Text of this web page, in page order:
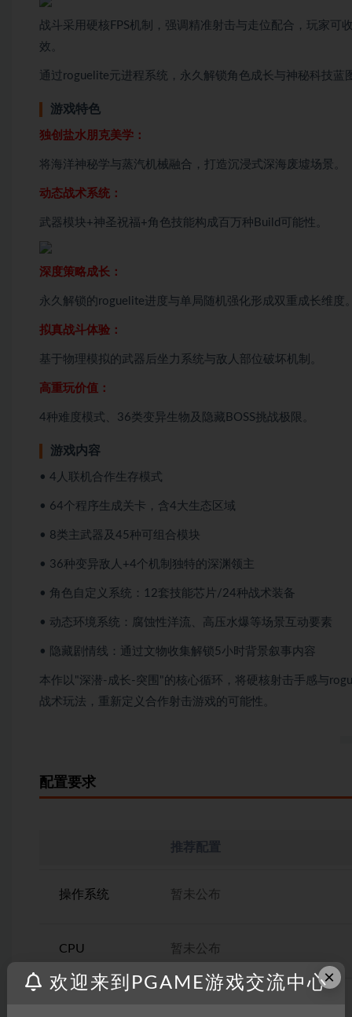
战斗采用硬核FPS机制，强调精准射击与走位配合，玩家
效。
通过roguelite元进程系统，永久解锁角色成长与神秘科技蓝
游戏特色
独创盐水朋克美学：
将海洋神秘学与蒸汽机械融合，打造沉浸式深海废墟场景。
动态战术系统：
武器模块+神圣祝福+角色技能构成百万种Build可能性。
深度策略成长：
永久解锁的roguelite进度与单局随机强化形成双重成长维度
拟真战斗体验：
基于物理模拟的武器后坐力系统与敌人部位破坏机制。
高重玩价值：
4种难度模式、36类变异生物及隐藏BOSS挑战极限。
游戏内容
• 4人联机合作生存模式
• 64个程序生成关卡，含4大生态区域
• 8类主武器及45种可组合模块
• 36种变异敌人+4个机制独特的深渊领主
• 角色自定义系统：12套技能芯片/24种战术装备
• 动态环境系统：腐蚀性洋流、高压水爆等场景互动要素
• 隐藏剧情线：通过文物收集解锁5小时背景叙事内容
本作以"深潜-成长-突围"的核心循环，将硬核射击手感与
战术玩法，重新定义合作射击游戏的可能性。
配置要求
操作系统
CPU
推荐配置
暂未公布
暂未公布
×
欢迎来到PGAME游戏交流中心